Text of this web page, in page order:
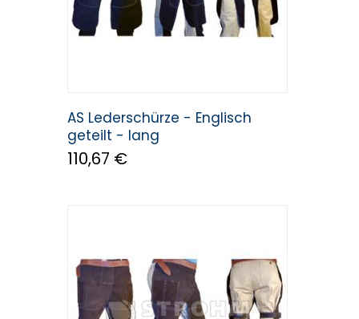
AS Lederschürze - Englisch
geteilt - lang
110,67 €